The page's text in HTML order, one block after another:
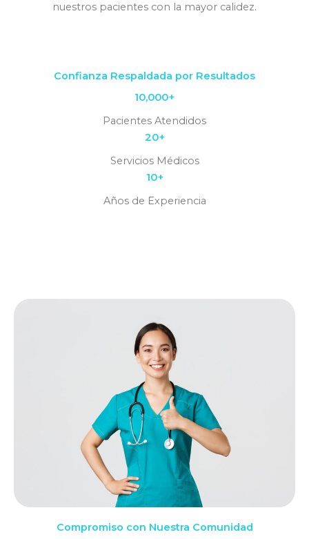
nuestros pacientes con la mayor calidez.
Confianza Respaldada por Resultados
10,000+
Pacientes Atendidos
20+
Servicios Médicos
10+
Años de Experiencia
Compromiso con Nuestra Comunidad